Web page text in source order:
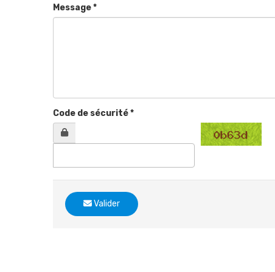
Message *
Code de sécurité *
Valider